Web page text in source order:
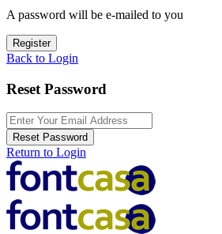
A password will be e-mailed to you
Register
Back to Login
Reset Password
Reset Password
Return to Login